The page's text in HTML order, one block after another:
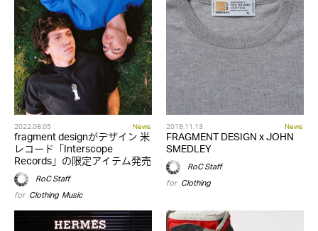
2022.08.05 News
fragment designがデザイン 米
レコード「Interscope
Records」の限定アイテム発売
RoC Staff
for Clothing,Music
2019.11.13 News
FRAGMENT DESIGN x JOHN
SMEDLEY
RoC Staff
for Clothing